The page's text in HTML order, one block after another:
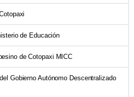
de Educación
de Cotopaxi MICC
Gobierno Autónomo Descentralizado